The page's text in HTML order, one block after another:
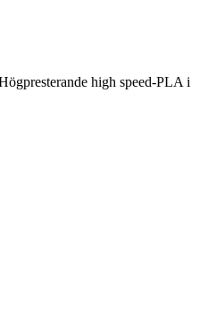
high speed-PLA i